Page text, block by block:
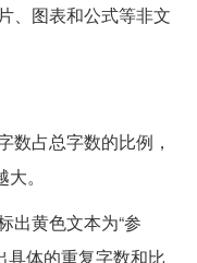
、图表和公式等非文
数占总字数的比例，
。
出黄色文本为“参
具体的重复字数和比